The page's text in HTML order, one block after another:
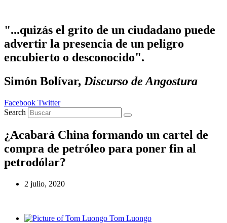
contenido
"...quizás el grito de un ciudadano puede
advertir la presencia de un peligro
encubierto o desconocido".
Simón Bolívar, Discurso de Angostura
Facebook Twitter
Search
¿Acabará China formando un cartel de
compra de petróleo para poner fin al
petrodólar?
2 julio, 2020
Tom Luongo